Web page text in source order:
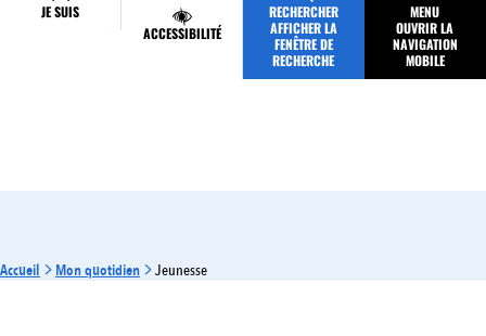
JE SUIS
ACCESSIBILITÉ
RECHERCHER
AFFICHER LA
FENÊTRE DE
RECHERCHE
MENU
OUVRIR LA
NAVIGATION
MOBILE
MES DÉMARCHES
Accueil Mon quotidien Jeunesse